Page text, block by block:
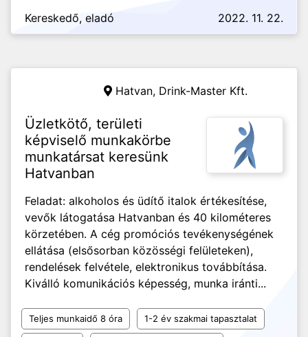
Kereskedő, eladó
2022. 11. 22.
Hatvan, Drink-Master Kft.
Üzletkötő, területi
képviselő munkakörbe
munkatársat keresünk
Hatvanban
Feladat: alkoholos és üdítő italok értékesítése,
vevők látogatása Hatvanban és 40 kilométeres
körzetében. A cég promóciós tevékenységének
ellátása (elsősorban közösségi felületeken),
rendelések felvétele, elektronikus továbbítása.
Kiválló komunikációs képesség, munka iránti...
Teljes munkaidő 8 óra 1-2 év szakmai tapasztalat